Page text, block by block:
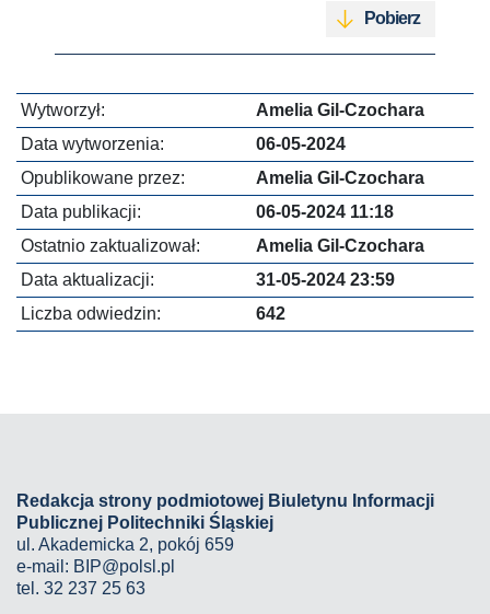
Pobierz
Wytworzył:
Amelia Gil-Czochara
Data wytworzenia:
06-05-2024
Opublikowane przez:
Amelia Gil-Czochara
Data publikacji:
06-05-2024 11:18
Ostatnio zaktualizował:
Amelia Gil-Czochara
Data aktualizacji:
31-05-2024 23:59
Liczba odwiedzin:
642
Redakcja strony podmiotowej Biuletynu Informacji
Publicznej Politechniki Śląskiej
ul. Akademicka 2, pokój 659
e-mail: BIP@polsl.pl
tel. 32 237 25 63